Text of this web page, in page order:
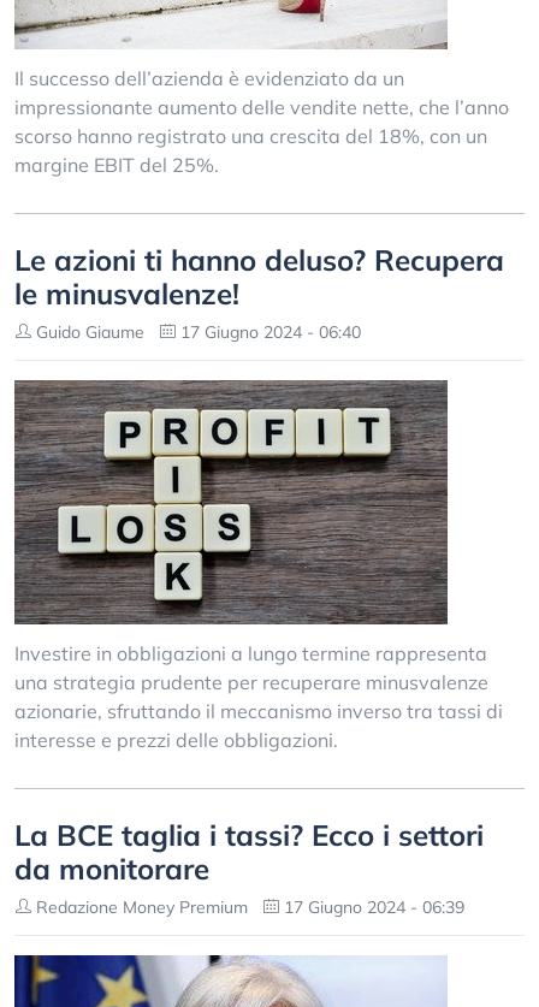
Il successo dell’azienda è evidenziato da un
impressionante aumento delle vendite nette, che l’anno
scorso hanno registrato una crescita del 18%, con un
margine EBIT del 25%.
Le azioni ti hanno deluso? Recupera
le minusvalenze!
Guido Giaume 17 Giugno 2024 - 06:40
Investire in obbligazioni a lungo termine rappresenta
una strategia prudente per recuperare minusvalenze
azionarie, sfruttando il meccanismo inverso tra tassi di
interesse e prezzi delle obbligazioni.
La BCE taglia i tassi? Ecco i settori
da monitorare
Redazione Money Premium 17 Giugno 2024 - 06:39